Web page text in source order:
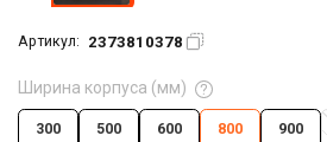
Артикул: 2373810378
Ширина корпуса (мм)
300 500 600 800 900